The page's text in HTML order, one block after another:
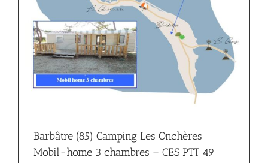
Barbâtre (85) Camping Les Onchères
Mobil-home 3 chambres – CES PTT 49